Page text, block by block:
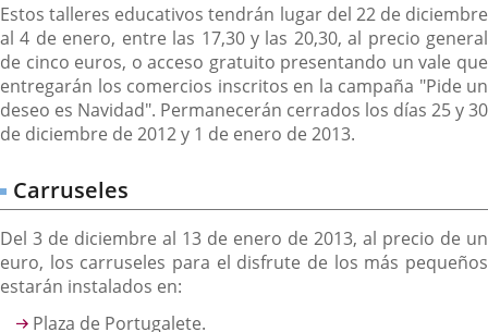
Estos talleres educativos tendrán lugar del 22 de diciembre
al 4 de enero, entre las 17,30 y las 20,30, al precio general
de cinco euros, o acceso gratuito presentando un vale que
entregarán los comercios inscritos en la campaña "Pide un
deseo es Navidad". Permanecerán cerrados los días 25 y 30
de diciembre de 2012 y 1 de enero de 2013.
Carruseles
Del 3 de diciembre al 13 de enero de 2013, al precio de un
euro, los carruseles para el disfrute de los más pequeños
estarán instalados en:
Plaza de Portugalete.